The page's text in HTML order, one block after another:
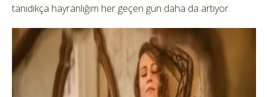
tanıdıkça hayranlığım her geçen gün daha da artıyor.